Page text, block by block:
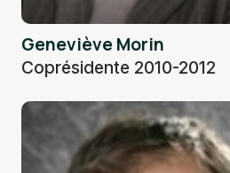
Geneviève Morin
Coprésidente 2010-2012